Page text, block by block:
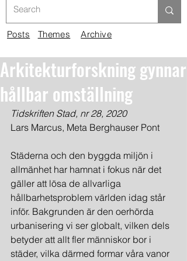
Arkitekturforskning gynnar
hållbar omställning
Tidskriften Stad, nr 28, 2020
Lars Marcus, Meta Berghauser Pont
Städerna och den byggda miljön i
allmänhet har hamnat i fokus när det
gäller att lösa de allvarliga
hållbarhetsproblem världen idag står
inför. Bakgrunden är den oerhörda
urbanisering vi ser globalt, vilken dels
betyder att allt fler människor bor i
städer, vilka därmed formar våra vanor
Posts Themes Archive